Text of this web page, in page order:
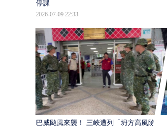
停課
2026-07-09 22:33
巴威颱風來襲！ 三峽遭列「坍方高風險」